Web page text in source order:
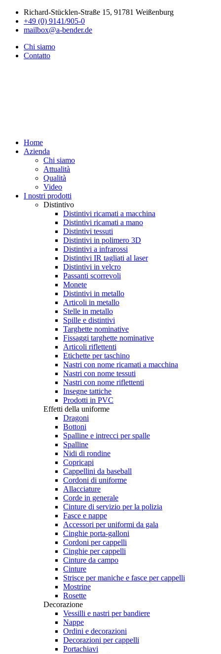
Richard-Stücklen-Straße 15, 91781 Weißenburg
+49 (0) 9141/905-0
mailbox@a-bender.de
Chi siamo
Contatto
Home
Azienda
Chi siamo
Attualità
Qualità
Video
I nostri prodotti
Distintivo
Distintivi ricamati a macchina
Distintivi ricamati a mano
Distintivi tessuti
Distintivi in polimero 3D
Distintivi a infrarossi
Distintivi IR tagliati al laser
Distintivi in velcro
Passanti scorrevoli
Monete
Distintivi in metallo
Articoli in metallo
Stelle in metallo
Spille e distintivi
Targhette nominative
Fissaggi targhette nominative
Articoli riflettenti
Etichette per taschino
Nastri con nome ricamati a macchina
Nastri con nome tessuti
Nastri con nome riflettenti
Insegne tattiche
Prodotti in PVC
Effetti della uniforme
Dragoni
Bottoni
Spalline e intrecci per spalle
Spalline
Nidi di rondine
Copricapi
Cappellini da baseball
Cordoni di uniforme
Allacciature
Corde in generale
Cinture di servizio per la polizia
Fasce e nappe
Accessori per uniformi da gala
Cinghie porta-galloni
Cordoni per cappelli
Cinghie per cappelli
Cinture da campo
Cinture
Strisce per maniche e fasce per cappelli
Mostrine
Rosette
Decorazione
Vessilli e nastri per bandiere
Nappe
Ordini e decorazioni
Decorazioni per cappelli
Portachiavi